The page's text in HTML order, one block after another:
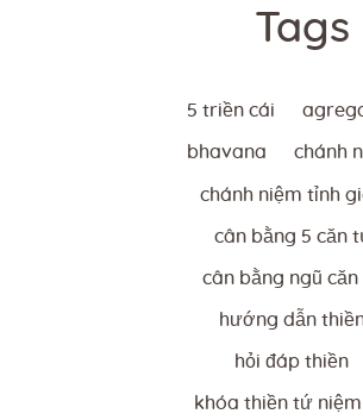
Tags
5 triền cái
bhavana chánh
chánh niệm tỉnh
cân bằng 5 căn
cân bằng ngũ căn
hướng dẫn
hỏi đáp thiền
khóa thiền tứ